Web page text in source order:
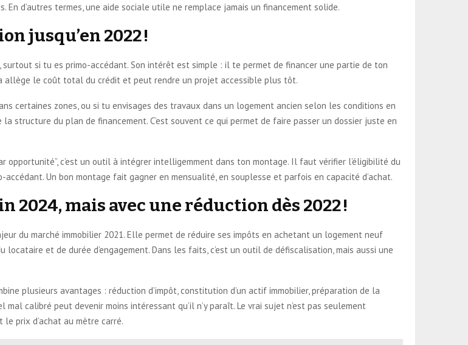
d’autres termes, une aide sociale utile ne remplace jamais un financement solide.
jusqu’en 2022 !
si tu es primo-accédant. Son intérêt est simple : il te permet de financer une partie de ton
allège le coût total du crédit et peut rendre un projet accessible plus tôt.
certaines zones, ou si tu envisages des travaux dans un logement ancien selon les conditions en
structure du plan de financement. C’est souvent ce qui permet de faire passer un dossier juste en
opportunité”, c’est un outil à intégrer intelligemment dans ton montage. Il faut vérifier l’éligibilité du
Un bon montage fait gagner en mensualité, en souplesse et parfois en capacité d’achat.
2024, mais avec une réduction dès 2022 !
du marché immobilier 2021. Elle permet de réduire ses impôts en achetant un logement neuf
et de durée d’engagement. Dans les faits, c’est un outil de défiscalisation, mais aussi une
plusieurs avantages : réduction d’impôt, constitution d’un actif immobilier, préparation de la
calibré peut devenir moins intéressant qu’il n’y paraît. Le vrai sujet n’est pas seulement
prix d’achat au mètre carré.